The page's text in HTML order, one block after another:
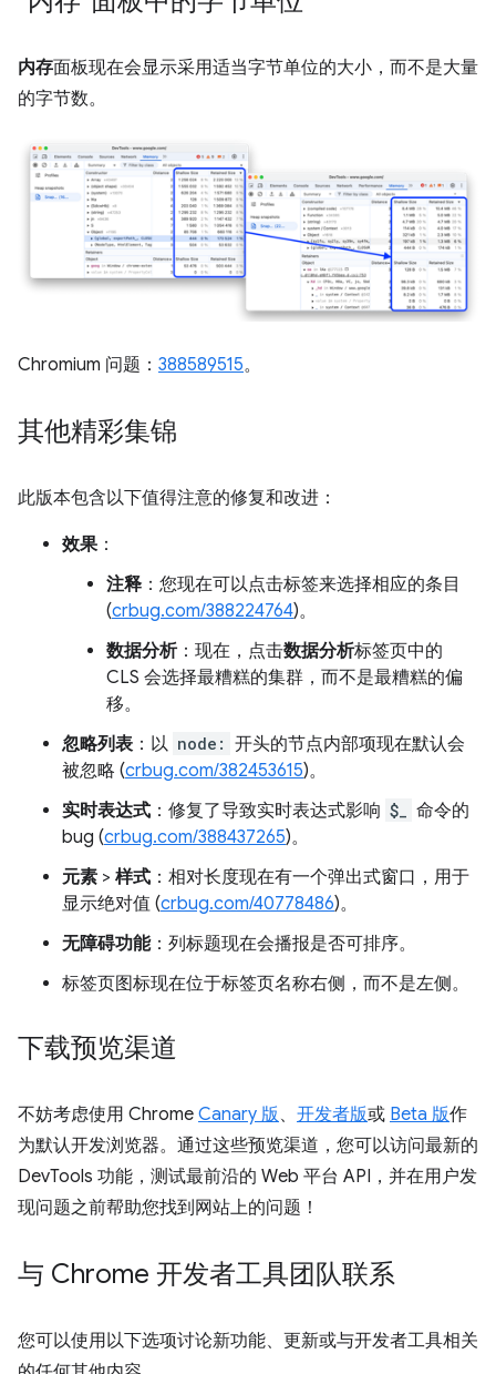
内存面板现在会显示采用适当字节单位的大小，而不是大量
的字节数。
Chromium 问题： 388589515。
其他精彩集锦
此版本包含以下值得注意的修复和改进：
效果 ：
注释 ：您现在可以点击标签来选择相应的条目
(crbug.com/388224764)。
数据分析：现在，点击数据分析标签页中的
CLS 会选择最糟糕的集群，而不是最糟糕的偏
移。
忽略列表 ：以 node: 开头的节点内部项现在默认会
被忽略 (crbug.com/382453615)。
实时表达式 ：修复了导致实时表达式影响 $_
命令的
bug (crbug.com/388437265)。
元素 > 样式 ：相对长度现在有一个弹出式窗口，用于
显示绝对值 (crbug.com/40778486)。
无障碍功能：列标题现在会播报是否可排序。
标签页图标现在位于标签页名称右侧，而不是左侧。
下载预览渠道
不妨考虑使用 Chrome Canary 版 、 开发者版或 Beta 版作
为默认开发浏览器。通过这些预览渠道，您可以访问最新的
DevTools 功能，测试最前沿的 Web 平台 API，并在用户发
现问题之前帮助您找到网站上的问题！
与 Chrome 开发者工具团队联系
您可以使用以下选项讨论新功能、更新或与开发者工具相关